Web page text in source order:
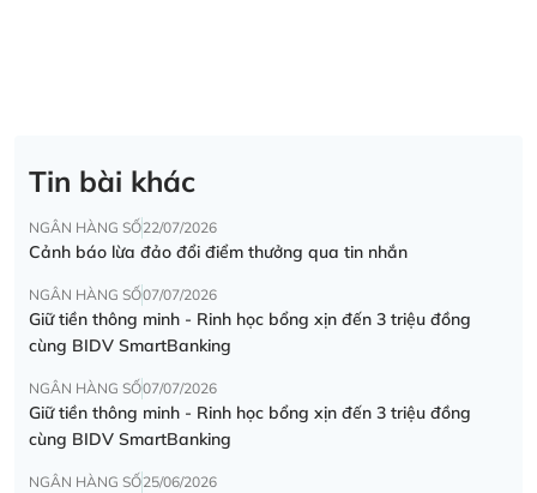
Tin bài khác
NGÂN HÀNG SỐ22/07/2026
Cảnh báo lừa đảo đổi điểm thưởng qua tin nhắn
NGÂN HÀNG SỐ07/07/2026
Giữ tiền thông minh - Rinh học bổng xịn đến 3 triệu đồng
cùng BIDV SmartBanking
NGÂN HÀNG SỐ07/07/2026
Giữ tiền thông minh - Rinh học bổng xịn đến 3 triệu đồng
cùng BIDV SmartBanking
NGÂN HÀNG SỐ25/06/2026